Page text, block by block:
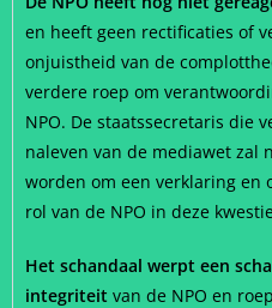
en heeft geen rectificaties of
onjuistheid van de
verdere roep om
NPO. De staatssecretaris die
naleven van de mediawet zal
worden om een verklaring en
rol van de NPO in deze
Het schandaal werpt een
integriteit van de NPO en